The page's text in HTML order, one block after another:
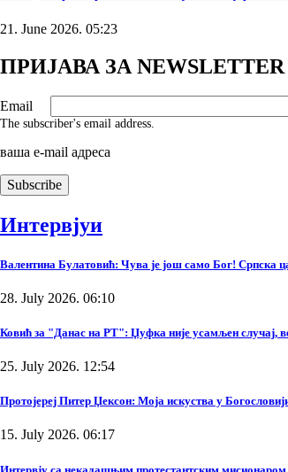
21. June 2026. 05:23
ПРИЈАВА ЗА NEWSLETTER
Email
The subscriber's email address.
ваша е-mail адреса
Интервјуи
Валентина Булатовић: Чува је још само Бог! Српска
28. July 2026. 06:10
Ковић за "Данас на РТ": Џуфка није усамљен случај,
25. July 2026. 12:54
Протојереј Питер Џексон: Моја искуства у
15. July 2026. 06:17